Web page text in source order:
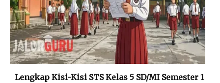
Lengkap Kisi-Kisi STS Kelas 5 SD/MI Semester 1